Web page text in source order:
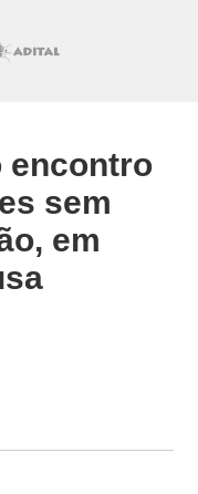
encontro
sem
em